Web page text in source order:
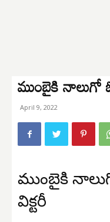
ముంబైకి నాలుగో
April 9, 2022
ముంబైకి
విక్టరీ